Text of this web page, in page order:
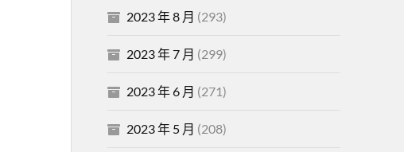
2023 年 8 月 (293)
2023 年 7 月 (299)
2023 年 6 月 (271)
2023 年 5 月 (208)